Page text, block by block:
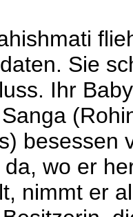
Sie
Ihr
besessen
wo er
nimmt er